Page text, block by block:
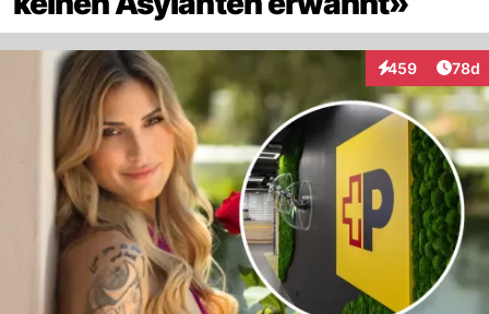
459
Interaktionen
78d